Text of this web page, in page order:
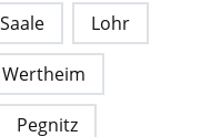
Lohr
Wertheim
Pegnitz